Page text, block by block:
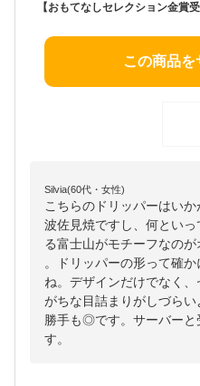
この商品を
Silvia(60代・女性)
こちらのドリッパーはい
波佐見焼ですし、何とい
る富士山がモチーフなの
。ドリッパーの形って確
ね。デザインだけでなく
がちな目詰まりがしづら
勝手も◎です。サーバーと
す。